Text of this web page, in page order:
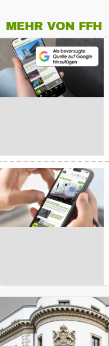
MEHR VON FFH